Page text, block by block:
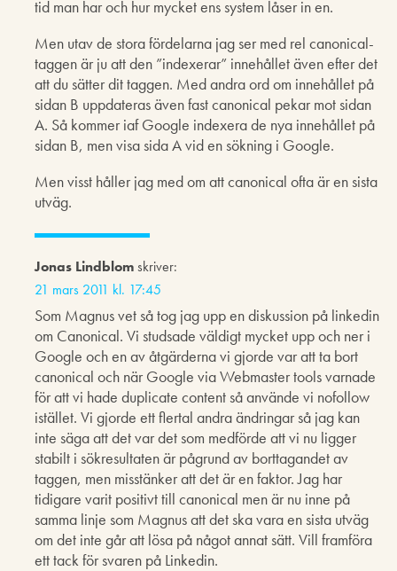
tid man har och hur mycket ens system låser in en.
Men utav de stora fördelarna jag ser med rel canonical-
taggen är ju att den ”indexerar” innehållet även efter det
att du sätter dit taggen. Med andra ord om innehållet på
sidan B uppdateras även fast canonical pekar mot sidan
A. Så kommer iaf Google indexera de nya innehållet på
sidan B, men visa sida A vid en sökning i Google.
Men visst håller jag med om att canonical ofta är en sista
utväg.
Jonas Lindblomskriver:
21 mars 2011 kl. 17:45
Som Magnus vet så tog jag upp en diskussion på linkedin
om Canonical. Vi studsade väldigt mycket upp och ner i
Google och en av åtgärderna vi gjorde var att ta bort
canonical och när Google via Webmaster tools varnade
för att vi hade duplicate content så använde vi nofollow
istället. Vi gjorde ett flertal andra ändringar så jag kan
inte säga att det var det som medförde att vi nu ligger
stabilt i sökresultaten är pågrund av borttagandet av
taggen, men misstänker att det är en faktor. Jag har
tidigare varit positivt till canonical men är nu inne på
samma linje som Magnus att det ska vara en sista utväg
om det inte går att lösa på något annat sätt. Vill framföra
ett tack för svaren på Linkedin.